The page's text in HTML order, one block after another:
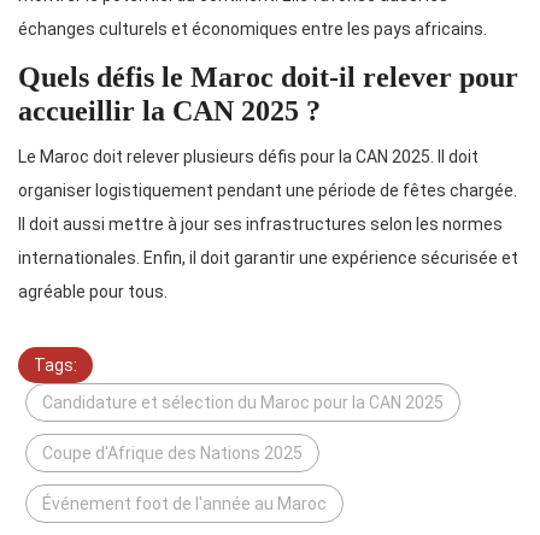
échanges culturels et économiques entre les pays africains.
Quels défis le Maroc doit-il relever pour
accueillir la CAN 2025 ?
Le Maroc doit relever plusieurs défis pour la CAN 2025. Il doit
organiser logistiquement pendant une période de fêtes chargée.
Il doit aussi mettre à jour ses infrastructures selon les normes
internationales. Enfin, il doit garantir une expérience sécurisée et
agréable pour tous.
Tags:
Candidature et sélection du Maroc pour la CAN 2025
Coupe d'Afrique des Nations 2025
Événement foot de l'année au Maroc